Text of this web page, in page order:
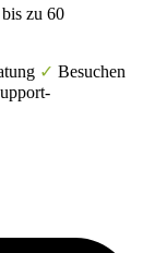
zu 60
✓ Besuchen